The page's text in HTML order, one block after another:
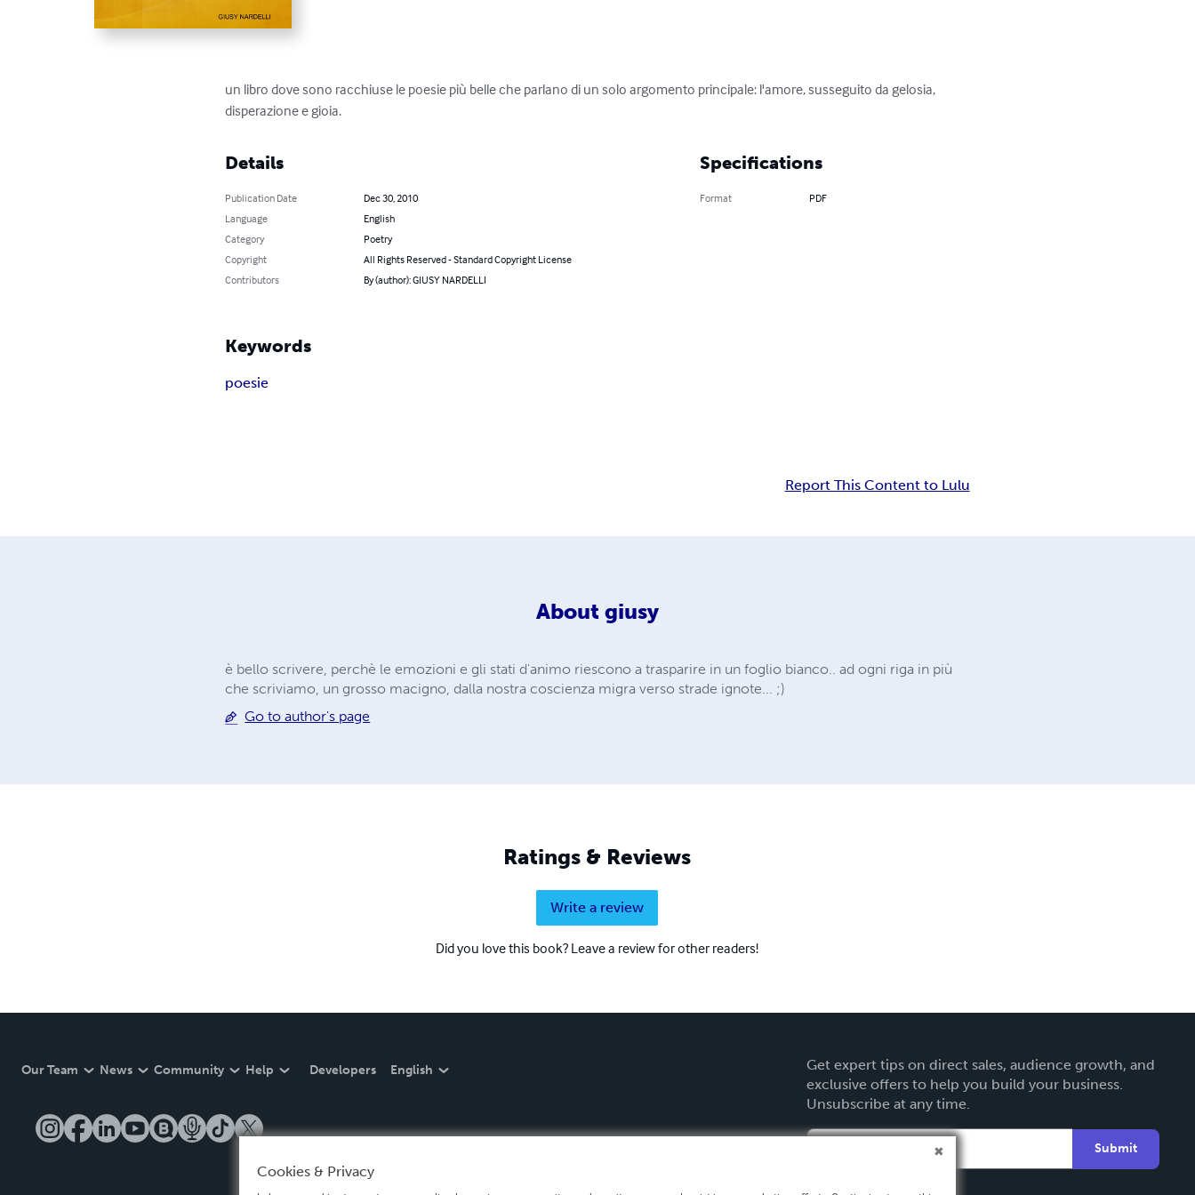
un libro dove sono racchiuse le poesie più belle che parlano di un solo argomento principale: l'amore, susseguito da gelosia,
disperazione e gioia.
Details
Publication Date
Dec 30, 2010
Language
English
Category
Poetry
Copyright
All Rights Reserved - Standard Copyright License
Contributors
By (author): GIUSY NARDELLI
Specifications
Format PDF
Keywords
poesie
Report This Content to Lulu
About giusy
è bello scrivere, perchè le emozioni e gli stati d'animo riescono a trasparire in un foglio bianco.. ad ogni riga in più
che scriviamo, un grosso macigno, dalla nostra coscienza migra verso strade ignote... ;)
Go to author's page
Ratings & Reviews
Write a review
Did you love this book? Leave a review for other readers!
Our Team News Community Help Developers English
Get expert tips on direct sales, audience growth, and
exclusive offers to help you build your business.
Unsubscribe at any time.
Submit
Cookies & Privacy